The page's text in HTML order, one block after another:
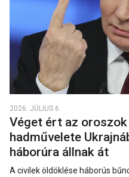
2026. JÚLIUS 6.
Véget ért az
hadművelete
háborúra állnak át
A civilek öldöklése háborús